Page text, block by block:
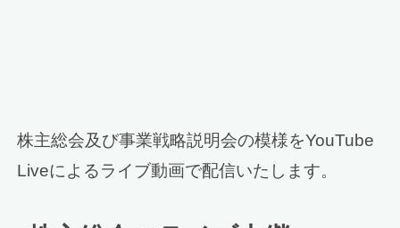
株主総会及び事業戦略説明会の模様をYouTube
Liveによるライブ動画で配信いたします。